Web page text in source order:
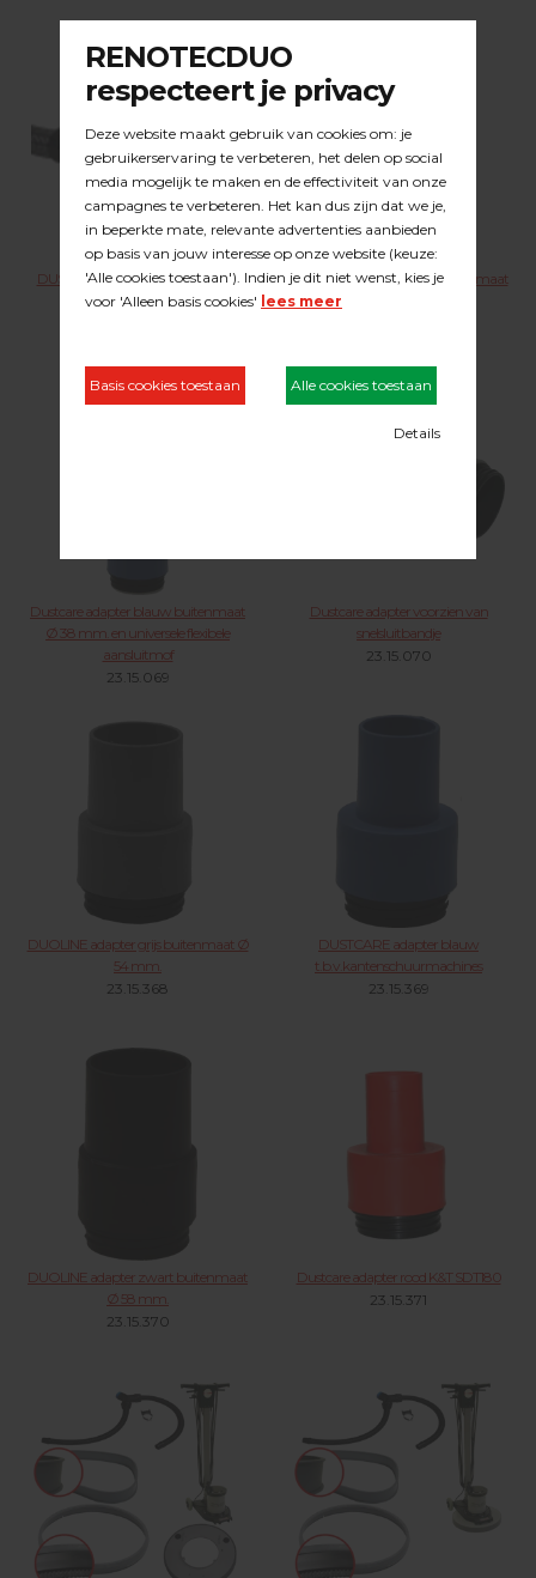
DUSTCARE verlengkoppeling Ø 51
mm
DUSTCARE adapter grijs buitenmaat
Dustcare adapter blauw buitenmaat
Ø 38 mm. en universele flexibele
aansluitmof
23.15.069
Dustcare adapter voorzien van
snelsluitbandje
23.15.070
DUOLINE adapter grijs buitenmaat Ø
54 mm.
23.15.368
DUSTCARE adapter blauw
t.b.v.kantenschuurmachines
23.15.369
DUOLINE adapter zwart buitenmaat
Ø 58 mm.
23.15.370
Dustcare adapter rood K&T SDT180
23.15.371